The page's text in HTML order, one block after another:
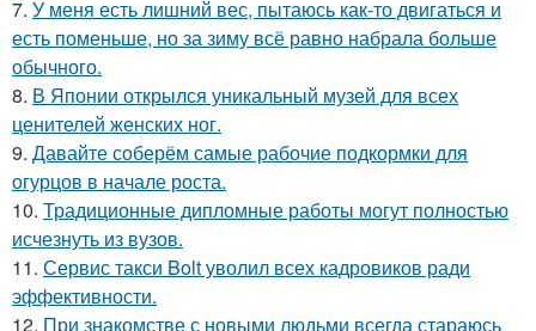
7. У меня есть лишний вес, пытаюсь как-то двигаться и
есть поменьше, но за зиму всё равно набрала больше
обычного.
8. В Японии открылся уникальный музей для всех
ценителей женских ног.
9. Давайте соберём самые рабочие подкормки для
огурцов в начале роста.
10. Традиционные дипломные работы могут полностью
исчезнуть из вузов.
11. Сервис такси Bolt уволил всех кадровиков ради
эффективности.
12. При знакомстве с новыми людьми всегда стараюсь